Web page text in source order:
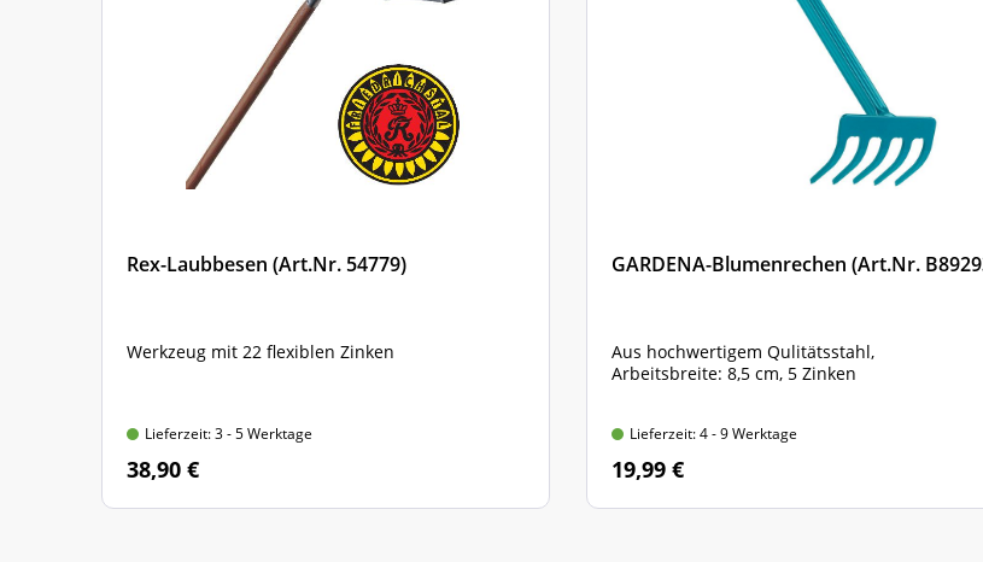
Rex-Laubbesen (Art.Nr. 54779)
Werkzeug mit 22 flexiblen Zinken
Lieferzeit: 3 - 5 Werktage
38,90 €
GARDENA-Blumenrechen (Art.Nr.
Aus hochwertigem Qulitätsstahl,
Arbeitsbreite: 8,5 cm, 5 Zinken
Lieferzeit: 4 - 9 Werktage
19,99 €